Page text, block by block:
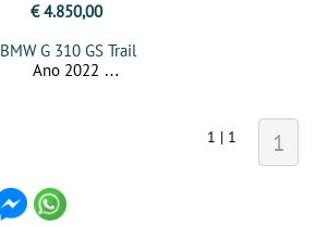
€ 4.850,00
BMW G 310 GS Trail
Ano 2022
1 | 1 1